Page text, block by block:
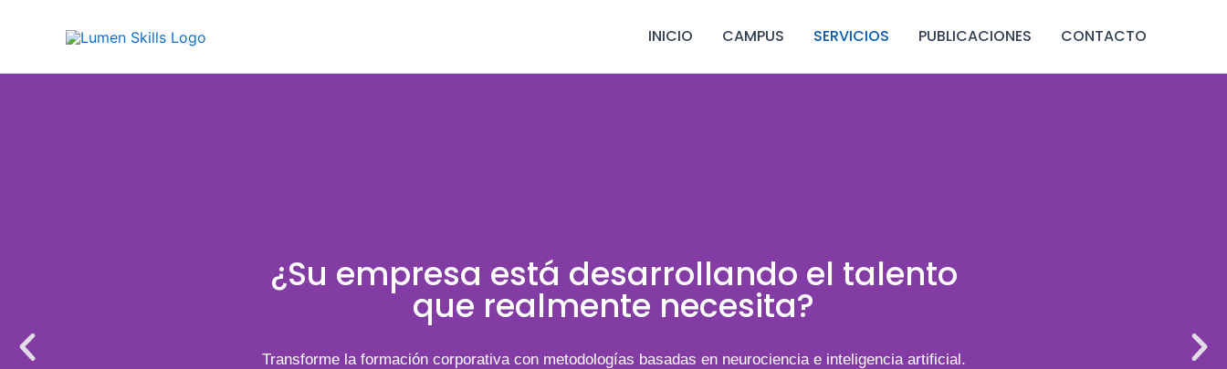
INICIO CAMPUS SERVICIOS PUBLICACIONES CONTACTO
¿Su empresa está desarrollando el talento
que realmente necesita?
Transforme la formación corporativa con metodologías basadas en neurociencia e inteligencia artificial.